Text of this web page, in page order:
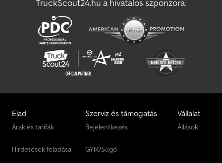
részletes, egyéni tanácsadást. A döntőek kizárólag az adásvételi
szerződésben rögzített feltételek. A változtatás, hibák, elírások és
az előzetes értékesítés jogát fenntartjuk. Kizárólag az általános
szerződési feltételeink érvényesek. Nyelvek: Chjdpfx Acjxzupye
Uea - We speak English - On parle français - ?? ????? ?? ???? -
Mówimy po polsku - Hablamos español - Falamos português -
Parliamo italiano
TruckScout24.hu a hivatalos szponzora:
Elad
Árak és tarifák
Hirdetések feladása
Szerviz és támogatás
Bejelentkezés
GYIK/Súgó
Vállalat
Állások